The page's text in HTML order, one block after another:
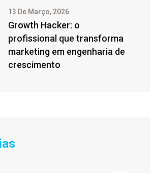
13 De Março, 2026
Growth Hacker: o
profissional que transforma
marketing em engenharia de
crescimento